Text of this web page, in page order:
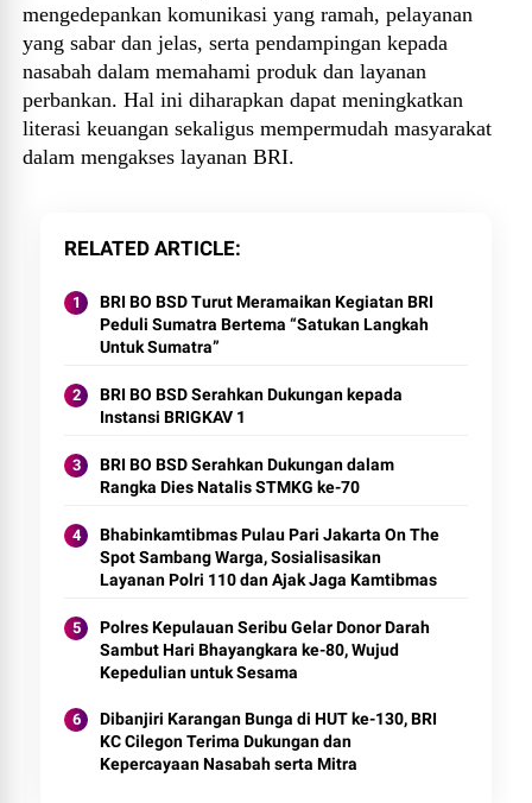
mengedepankan komunikasi yang ramah, pelayanan
yang sabar dan jelas, serta pendampingan kepada
nasabah dalam memahami produk dan layanan
perbankan. Hal ini diharapkan dapat meningkatkan
literasi keuangan sekaligus mempermudah masyarakat
dalam mengakses layanan BRI.
RELATED ARTICLE
BRI BO BSD Turut Meramaikan Kegiatan BRI
Peduli Sumatra Bertema “Satukan Langkah
Untuk Sumatra”
BRI BO BSD Serahkan Dukungan kepada
Instansi BRIGKAV 1
BRI BO BSD Serahkan Dukungan dalam
Rangka Dies Natalis STMKG ke-70
Bhabinkamtibmas Pulau Pari Jakarta On The
Spot Sambang Warga, Sosialisasikan
Layanan Polri 110 dan Ajak Jaga Kamtibmas
Polres Kepulauan Seribu Gelar Donor Darah
Sambut Hari Bhayangkara ke-80, Wujud
Kepedulian untuk Sesama
Dibanjiri Karangan Bunga di HUT ke-130, BRI
KC Cilegon Terima Dukungan dan
Kepercayaan Nasabah serta Mitra